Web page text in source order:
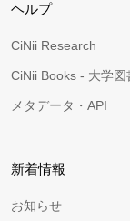
ヘルプ
CiNii Research
CiNii Books - 大学
メタデータ・API
新着情報
お知らせ